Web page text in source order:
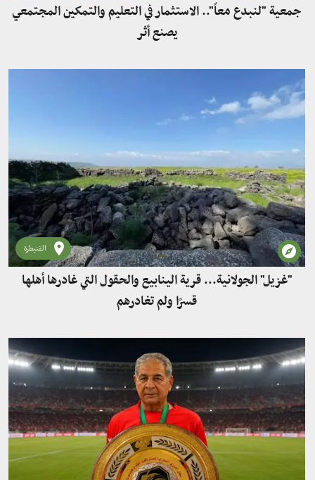
جمعية "لنبدع معاً".. الاستثمار في التعليم والتمكين المجتمعي
يصنع أثر
القنيطرة
"غزيل" الجولانية... قرية الينابيع والحقول التي غادرها أهلها
قسرًا ولم تغادرهم